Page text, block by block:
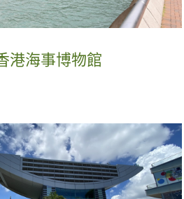
港海事博物館